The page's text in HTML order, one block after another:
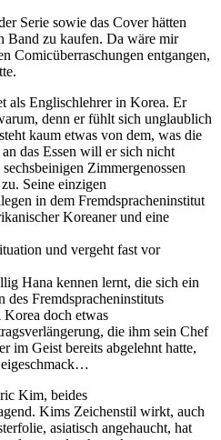
Serie sowie das Cover hätten
Band zu kaufen. Da wäre mir
Comicüberraschungen entgangen,
als Englischlehrer in Korea. Er
denn er fühlt sich unglaublich
kaum etwas von dem, was die
das Essen will er sich nicht
Zimmergenossen
Seine einzigen
in dem Fremdspracheninstitut
Koreaner und eine
und vergeht fast vor
Hana kennen lernt, die sich ein
des Fremdspracheninstituts
doch etwas
die ihm sein Chef
im Geist bereits abgelehnt hatte,
Kim, beides
Kims Zeichenstil wirkt, auch
asiatisch angehaucht, hat